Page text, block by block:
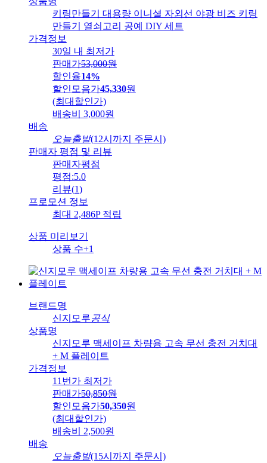
키링만들기 대용량 이니셜 자외선 야광 비즈 키링
만들기 열쇠고리 공예 DIY 세트
가격정보
30일 내 최저가
판매가53,000원
할인율14%
할인모음가45,330원
(최대할인가)
배송비
3,000원
배송
오늘출발(12시까지 주문시)
판매자 평점 및 리뷰
판매자평점
평점:5.0
리뷰(1)
프로모션 정보
최대 2,486P 적립
상품 미리보기
상품 수+1
브랜드명
신지모루공식
상품명
신지모루 맥세이프 차량용 고속 무선 충전 거치대
+ M 플레이트
가격정보
11번가 최저가
판매가50,850원
할인모음가50,350원
(최대할인가)
배송비
2,500원
배송
오늘출발(15시까지 주문시)